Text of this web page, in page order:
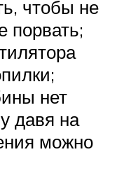
чтобы не
порвать;
нет
давя на
можно